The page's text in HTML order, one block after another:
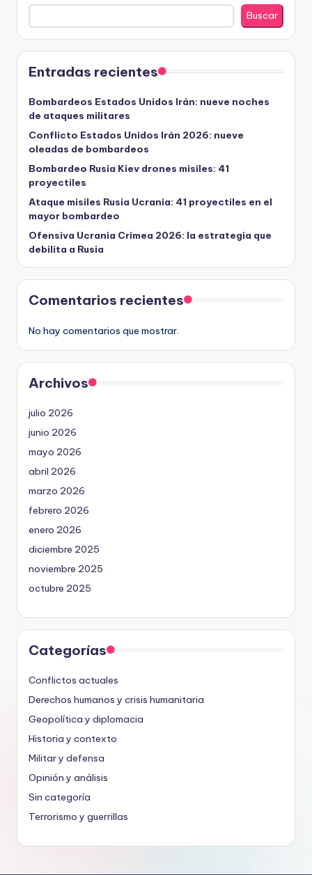
Buscar
Entradas recientes
Bombardeos Estados Unidos Irán: nueve noches
de ataques militares
Conflicto Estados Unidos Irán 2026: nueve
oleadas de bombardeos
Bombardeo Rusia Kiev drones misiles: 41
proyectiles
Ataque misiles Rusia Ucrania: 41 proyectiles en el
mayor bombardeo
Ofensiva Ucrania Crimea 2026: la estrategia que
debilita a Rusia
Comentarios recientes
No hay comentarios que mostrar.
Archivos
julio 2026
junio 2026
mayo 2026
abril 2026
marzo 2026
febrero 2026
enero 2026
diciembre 2025
noviembre 2025
octubre 2025
Categorías
Conflictos actuales
Derechos humanos y crisis humanitaria
Geopolítica y diplomacia
Historia y contexto
Militar y defensa
Opinión y análisis
Sin categoría
Terrorismo y guerrillas